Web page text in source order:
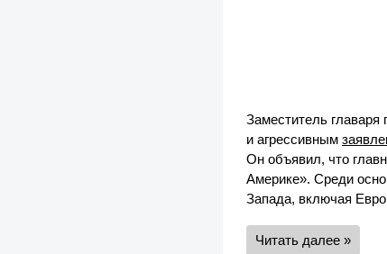
Заместитель
и агрессивным
Он объявил, что
Америке». Среди
Запада, включая
Читать далее »